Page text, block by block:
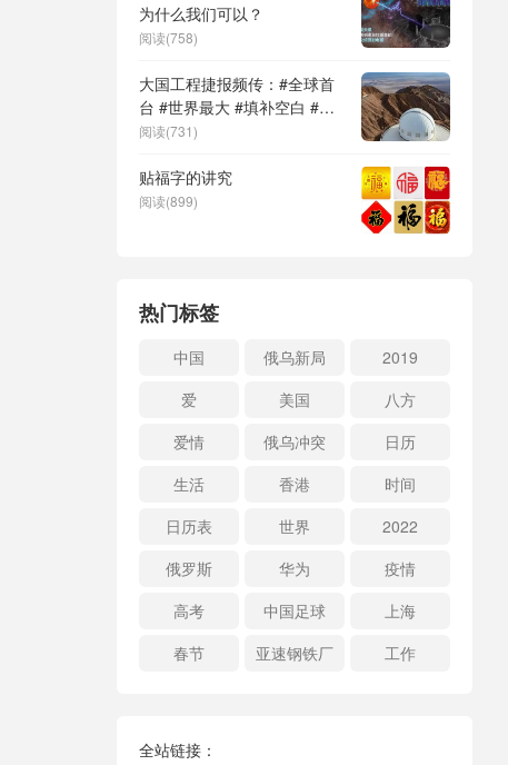
为什么我们可以？
阅读(758)
大国工程捷报频传：#全球首
台 #世界最大 #填补空白 #突
破关键节点
阅读(731)
贴福字的讲究
阅读(899)
热门标签
中国 俄乌新局
2019
爱
美国
八方
爱情
俄乌冲突
日历
生活
香港
时间
日历表
世界
2022
俄罗斯
华为
疫情
高考
中国足球
上海
春节
亚速钢铁厂 工作
全站链接：